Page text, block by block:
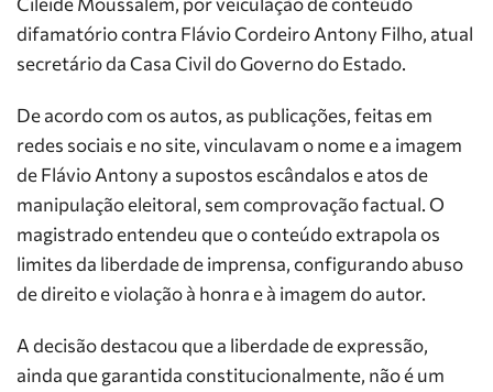
difamatório contra Flávio Cordeiro Antony Filho, atual
secretário da Casa Civil do Governo do Estado.
De acordo com os autos, as publicações, feitas em
redes sociais e no site, vinculavam o nome e a imagem
de Flávio Antony a supostos escândalos e atos de
manipulação eleitoral, sem comprovação factual. O
magistrado entendeu que o conteúdo extrapola os
limites da liberdade de imprensa, configurando abuso
de direito e violação à honra e à imagem do autor.
A decisão destacou que a liberdade de expressão,
ainda que garantida constitucionalmente, não é um